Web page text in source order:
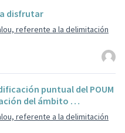
disfrutar
referente a la delimitación
puntual del POUM
del ámbito …
referente a la delimitación